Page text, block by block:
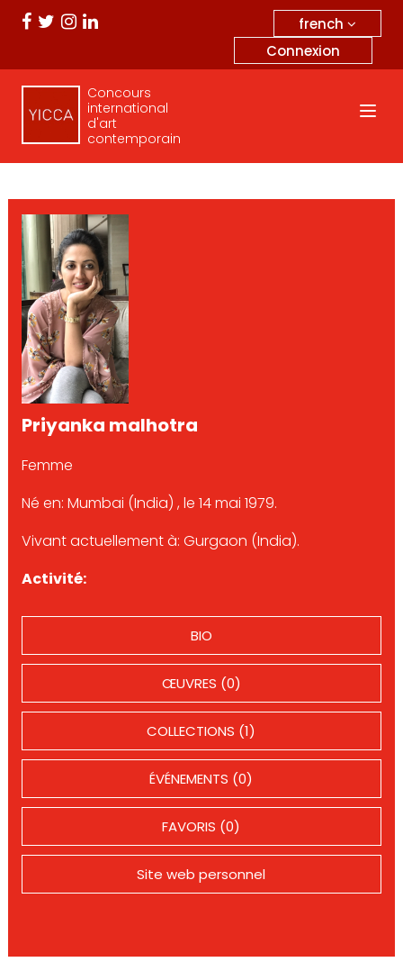
french
Connexion
Concours
international
d'art
contemporain
Priyanka malhotra
Femme
Né en: Mumbai (India) , le 14 mai 1979.
Vivant actuellement à: Gurgaon (India).
Activité:
BIO
ŒUVRES (0)
COLLECTIONS (1)
ÉVÉNEMENTS (0)
FAVORIS (0)
Site web personnel